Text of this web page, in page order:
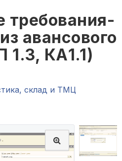
требования-
авансового
1.3, КА1.1)
склад и ТМЦ